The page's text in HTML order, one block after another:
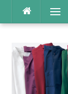
テ
メニュー